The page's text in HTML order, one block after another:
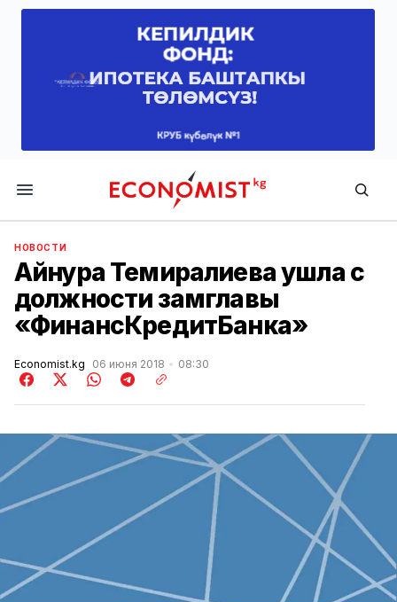
Economist.kg
НОВОСТИ
Айнура Темиралиева ушла с
должности замглавы
«ФинансКредитБанка»
Economist.kg 06 июня 2018 08:30